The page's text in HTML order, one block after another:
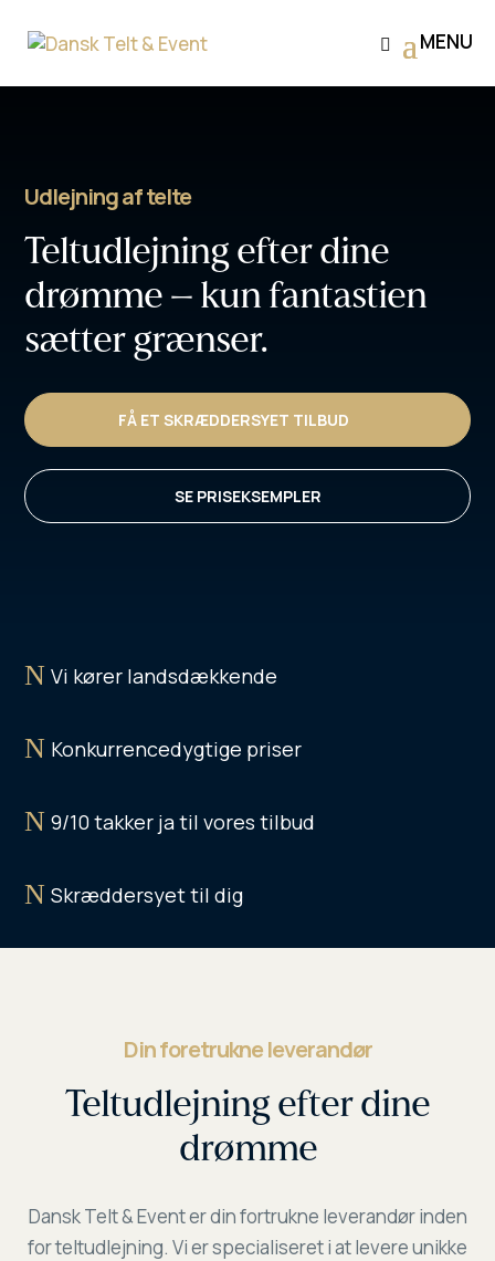
Udlejning af telte
Teltudlejning efter dine
drømme – kun fantastien
sætter grænser.
FÅ ET SKRÆDDERSYET TILBUD
SE PRISEKSEMPLER
N Vi kører landsdækkende
N Konkurrencedygtige priser
N 9/10 takker ja til vores tilbud
N Skræddersyet til dig
Din foretrukne leverandør
Teltudlejning efter dine
drømme
Dansk Telt & Event er din fortrukne leverandør inden
for teltudlejning. Vi er specialiseret i at levere unikke